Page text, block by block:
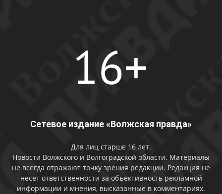
Сетевое издание «Волжская правда»
Для лиц старше 16 лет.
Новости Волжского и Волгоградской области. Материалы
не всегда отражают точку зрения редакции. Редакция не
несет ответственности за объективность рекламной
информации и мнения, высказанные в комментариях.